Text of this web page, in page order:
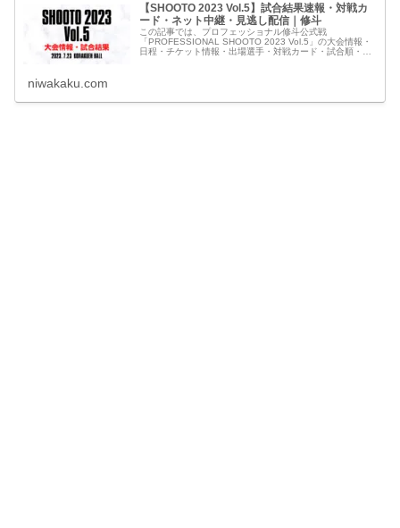
【SHOOTO 2023 Vol.5】試合結果速報・対戦カ
ード・ネット中継・見逃し配信｜修斗
この記事では、プロフェッショナル修斗公式戦
「PROFESSIONAL SHOOTO 2023 Vol.5」の大会情報・
日程・チケット情報・出場選手・対戦カード・試合順・放
niwakaku.com